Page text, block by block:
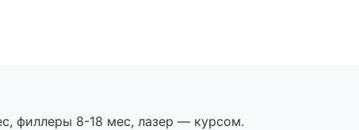
филлеры 8-18 мес, лазер — курсом.